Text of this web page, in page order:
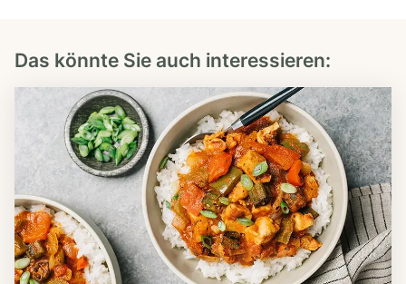
Das könnte Sie auch interessieren: